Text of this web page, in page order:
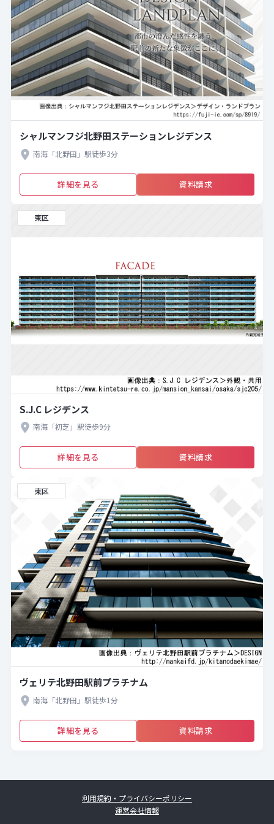
シャルマンフジ北野田ステーションレジデンス
南海「北野田」駅徒歩3分
詳細を見る 資料請求
東区
S.J.C レジデンス
南海「初芝」駅徒歩9分
詳細を見る 資料請求
東区
ヴェリテ北野田駅前プラチナム
南海「北野田」駅徒歩1分
詳細を見る 資料請求
利用規約・プライバシーポリシー
運営会社情報